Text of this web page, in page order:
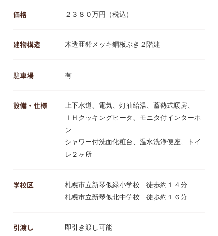
価格 ２３８０万円（税込）
建物構造 木造亜鉛メッキ鋼板ぶき２階建
駐車場 有
設備・仕様
上下水道、電気、灯油給湯、蓄熱式暖房、
ＩＨクッキングヒータ、モニタ付インターホ
ン
シャワー付洗面化粧台、温水洗浄便座、トイ
レ２ヶ所
学校区
札幌市立新琴似緑小学校 徒歩約１４分
札幌市立新琴似北中学校 徒歩約１６分
引渡し 即引き渡し可能